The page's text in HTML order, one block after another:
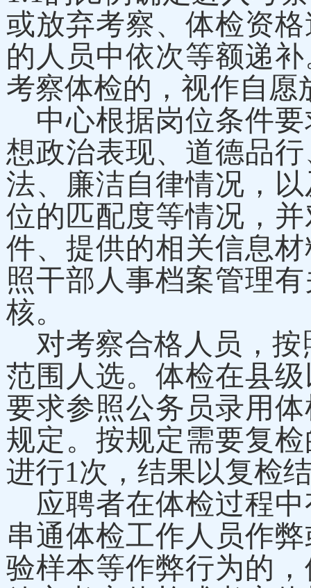
或放弃考察、体检资
的人员中依次等额递
考察体检的，视作自愿
中心根据岗位条件
想政治表现、道德品
法、廉洁自律情况，
位的匹配度等情况，
件、提供的相关信息
照干部人事档案管理
核。
对考察合格人员，
范围人选。体检在县
要求参照公务员录用
规定。按规定需要复
进行1次，结果以复检
应聘者在体检过程
串通体检工作人员作
验样本等作弊行为的